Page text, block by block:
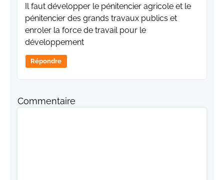
Il faut développer le pénitencier agricole et le
pénitencier des grands travaux publics et
enroler la force de travail pour le
développement
Répondre
Commentaire